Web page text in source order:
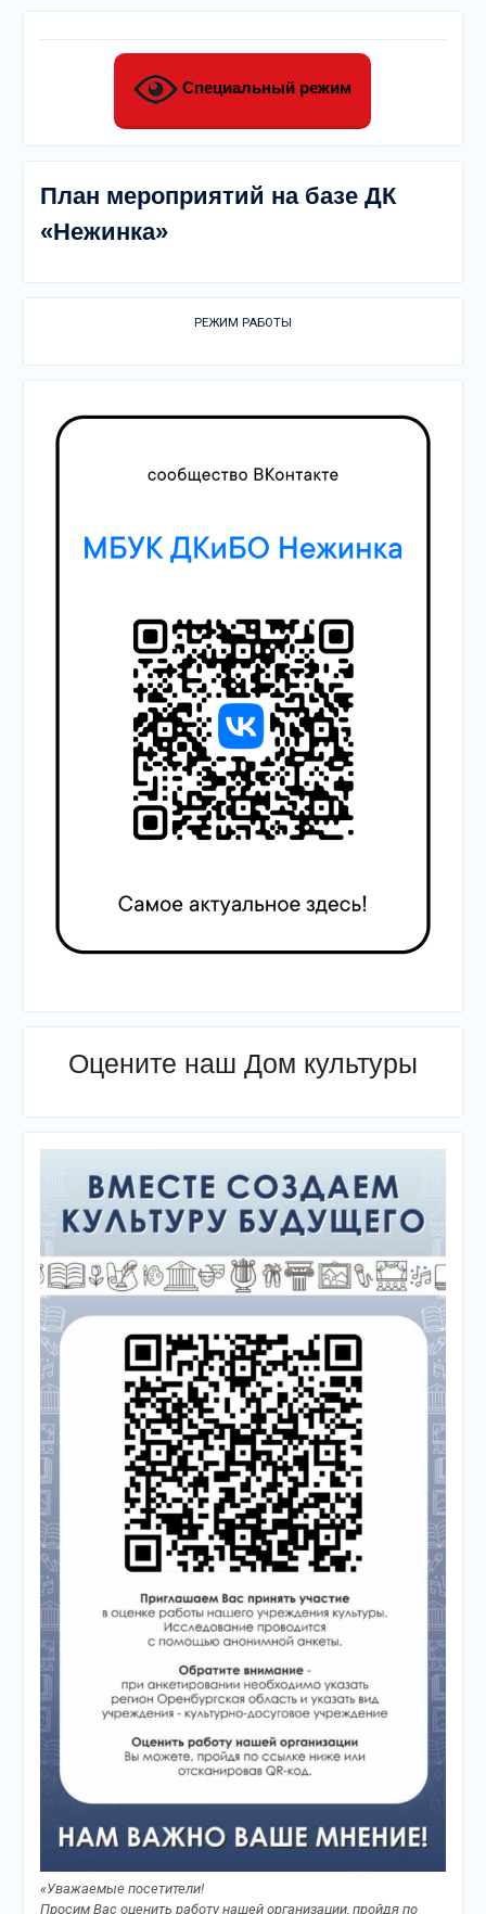
Специальный режим
План мероприятий на базе ДК
«Нежинка»
РЕЖИМ РАБОТЫ
Оцените наш Дом культуры
«Уважаемые посетители!
Просим Вас оценить работу нашей организации, пройдя по